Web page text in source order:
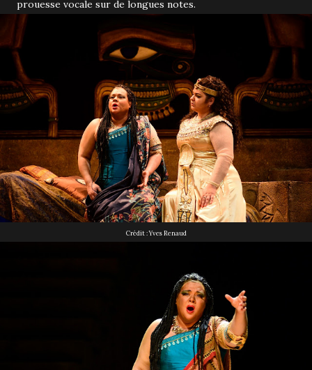
prouesse vocale sur de longues notes.
Crédit : Yves Renaud